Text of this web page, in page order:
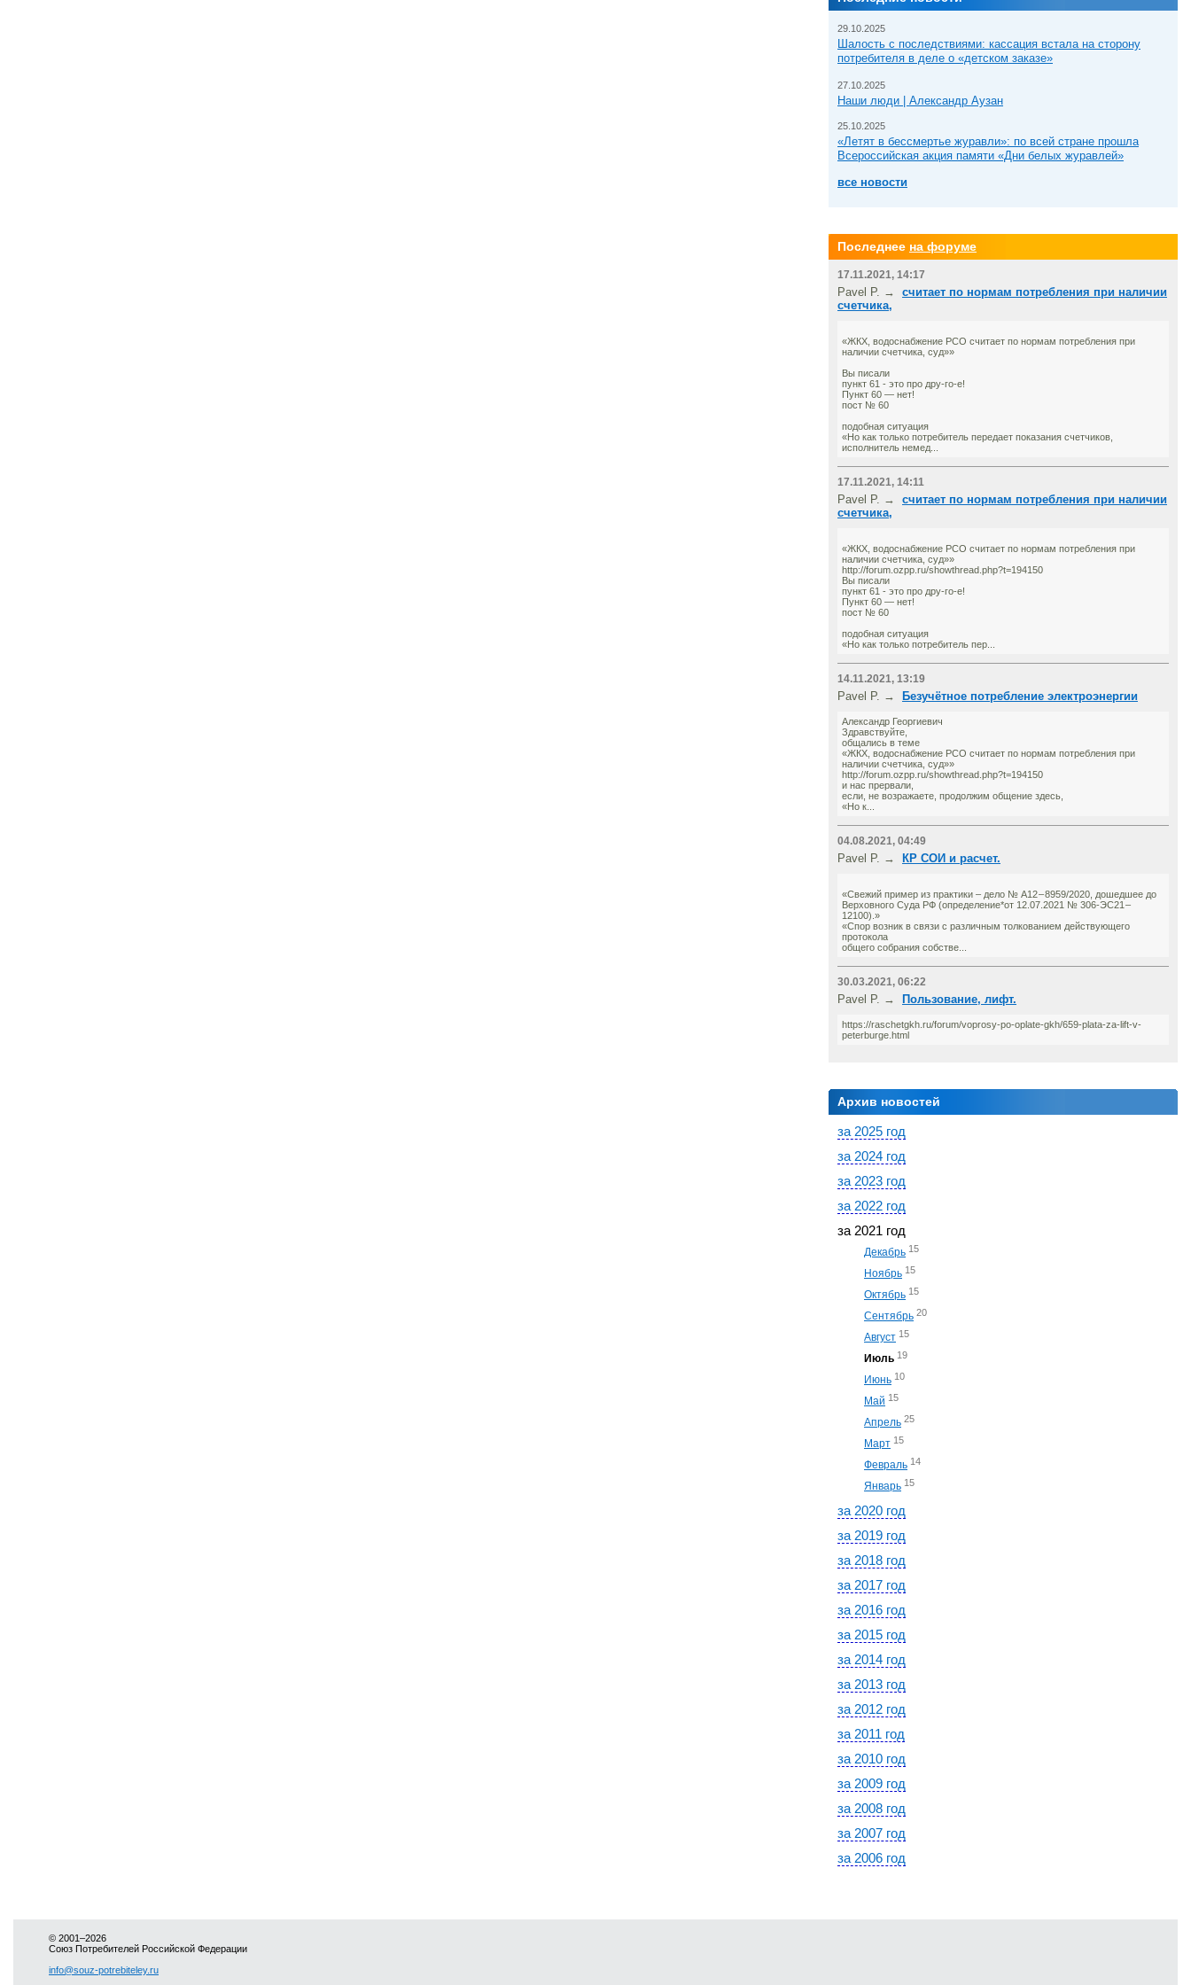
29.10.2025
Шалость с последствиями: кассация встала на сторону
потребителя в деле о «детском заказе»
27.10.2025
Наши люди | Александр Аузан
25.10.2025
«Летят в бессмертье журавли»: по всей стране прошла
Всероссийская акция памяти «Дни белых журавлей»
все новости
Последнее на форуме
17.11.2021, 14:17
Pavel P. → считает по нормам потребления при наличии
счетчика,
«ЖКХ, водоснабжение РСО считает по нормам потребления при
наличии счетчика, суд»»
Вы писали
пункт 61 - это про дру-го-е!
Пункт 60 — нет!
пост № 60
подобная ситуация
«Но как только потребитель передает показания счетчиков,
исполнитель немед...
17.11.2021, 14:11
Pavel P. → считает по нормам потребления при наличии
счетчика,
«ЖКХ, водоснабжение РСО считает по нормам потребления при
наличии счетчика, суд»»
http://forum.ozpp.ru/showthread.php?t=194150
Вы писали
пункт 61 - это про дру-го-е!
Пункт 60 — нет!
пост № 60
подобная ситуация
«Но как только потребитель пер...
14.11.2021, 13:19
Pavel P. → Безучётное потребление электроэнергии
Александр Георгиевич
Здравствуйте,
общались в теме
«ЖКХ, водоснабжение РСО считает по нормам потребления при
наличии счетчика, суд»»
http://forum.ozpp.ru/showthread.php?t=194150
и нас прервали,
если, не возражаете, продолжим общение здесь,
«Но к...
04.08.2021, 04:49
Pavel P. → КР СОИ и расчет.
«Свежий пример из практики – дело № А12 – 8959/2020, дошедшее до
Верховного Суда РФ (определение*от 12.07.2021 № 306-ЭС21 –
12100).»
«Спор возник в связи с различным толкованием действующего
протокола
общего собрания собстве...
30.03.2021, 06:22
Pavel P. → Пользование, лифт.
https://raschetgkh.ru/forum/voprosy-po-oplate-gkh/659-plata-za-lift-v-
peterburge.html
Архив новостей
за 2025 год
за 2024 год
за 2023 год
за 2022 год
за 2021 год
Декабрь 15
Ноябрь 15
Октябрь 15
Сентябрь 20
Август 15
Июль 19
Июнь 10
Май 15
Апрель 25
Март 15
Февраль 14
Январь 15
за 2020 год
за 2019 год
за 2018 год
за 2017 год
за 2016 год
за 2015 год
за 2014 год
за 2013 год
за 2012 год
за 2011 год
за 2010 год
за 2009 год
за 2008 год
за 2007 год
за 2006 год
© 2001–2026
Союз Потребителей Российской Федерации
info@souz-potrebiteley.ru